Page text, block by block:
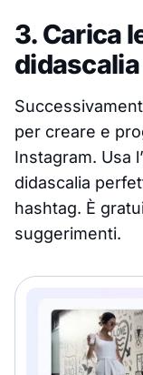
3. Carica
per creare e
Instagram. Usa
didascalia
hashtag. È
suggerimenti.